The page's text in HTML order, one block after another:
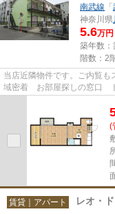
南武線 「
神奈川県
5.6万円
築年数：
階数：2
当店近隣物件です。ご内覧
域密着 お部屋探しの窓口 ト
(
賃貸｜アパート レオ・